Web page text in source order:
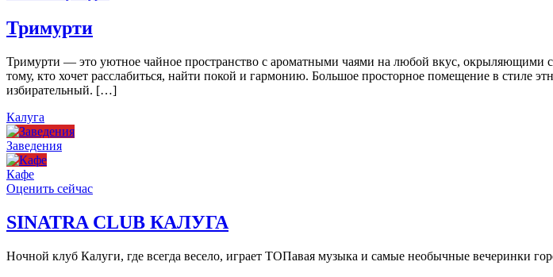
Тримурти
Тримурти — это уютное чайное пространство с ароматными чаями на любой вкус, окрыляющими
тому, кто хочет расслабиться, найти покой и гармонию. Большое просторное помещение в стиле
избирательный. […]
Калуга
Заведения
Кафе
Оценить сейчас
SINATRA CLUB КАЛУГА
Ночной клуб Калуги, где всегда весело, играет ТОПавая музыка и самые необычные вечеринки